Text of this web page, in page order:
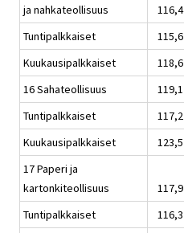
ja nahkateollisuus
116,4
Tuntipalkkaiset
115,6
Kuukausipalkkaiset
118,6
16 Sahateollisuus
119,1
Tuntipalkkaiset
117,2
Kuukausipalkkaiset
123,5
17 Paperi ja
kartonkiteollisuus
117,9
Tuntipalkkaiset
116,3